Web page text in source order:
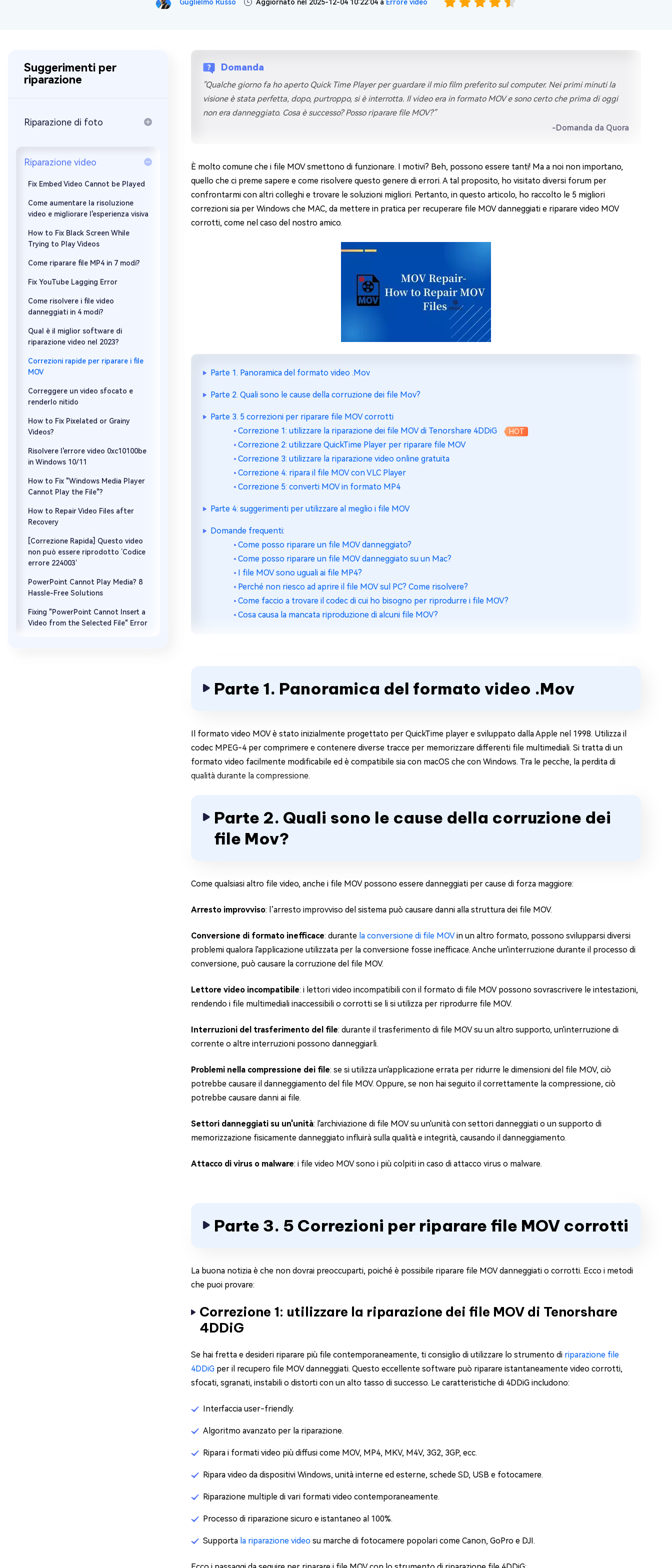
Guglielmo Russo Aggiornato nel 2025-12-04 10:22:04 a Errore video
Suggerimenti per
riparazione
Riparazione di foto
Riparazione video
Fix Embed Video Cannot be Played
Come aumentare la risoluzione
video e migliorare l'esperienza visiva
How to Fix Black Screen While
Trying to Play Videos
Come riparare file MP4 in 7 modi?
Fix YouTube Lagging Error
Come risolvere i file video
danneggiati in 4 modi?
Qual è il miglior software di
riparazione video nel 2023?
Correzioni rapide per riparare i file
MOV
Correggere un video sfocato e
renderlo nitido
How to Fix Pixelated or Grainy
Videos?
Risolvere l'errore video 0xc10100be
in Windows 10/11
How to Fix "Windows Media Player
Cannot Play the File"?
How to Repair Video Files after
Recovery
[Correzione Rapida] Questo video
non può essere riprodotto ‘Codice
errore 224003’
PowerPoint Cannot Play Media? 8
Hassle-Free Solutions
Fixing "PowerPoint Cannot Insert a
Video from the Selected File" Error
Domanda
"Qualche giorno fa ho aperto Quick Time Player per guardare il mio film preferito sul computer. Nei primi minuti la
visione è stata perfetta, dopo, purtroppo, si è interrotta. Il video era in formato MOV e sono certo che prima di oggi
non era danneggiato. Cosa è successo? Posso riparare file MOV?”
-Domanda da Quora
È molto comune che i file MOV smettono di funzionare. I motivi? Beh, possono essere tanti! Ma a noi non importano,
quello che ci preme sapere e come risolvere questo genere di errori. A tal proposito, ho visitato diversi forum per
confrontarmi con altri colleghi e trovare le soluzioni migliori. Pertanto, in questo articolo, ho raccolto le 5 migliori
correzioni sia per Windows che MAC, da mettere in pratica per recuperare file MOV danneggiati e riparare video MOV
corrotti, come nel caso del nostro amico.
Parte 1. Panoramica del formato video .Mov
Parte 2. Quali sono le cause della corruzione dei file Mov?
Parte 3. 5 correzioni per riparare file MOV corrotti
Correzione 1: utilizzare la riparazione dei file MOV di Tenorshare 4DDiG
HOT
Correzione 2: utilizzare QuickTime Player per riparare file MOV
Correzione 3: utilizzare la riparazione video online gratuita
Correzione 4: ripara il file MOV con VLC Player
Correzione 5: converti MOV in formato MP4
Parte 4: suggerimenti per utilizzare al meglio i file MOV
Domande frequenti:
Come posso riparare un file MOV danneggiato?
Come posso riparare un file MOV danneggiato su un Mac?
I file MOV sono uguali ai file MP4?
Perché non riesco ad aprire il file MOV sul PC? Come risolvere?
Come faccio a trovare il codec di cui ho bisogno per riprodurre i file MOV?
Cosa causa la mancata riproduzione di alcuni file MOV?
Parte 1. Panoramica del formato video .Mov
Il formato video MOV è stato inizialmente progettato per QuickTime player e sviluppato dalla Apple nel 1998. Utilizza il
codec MPEG-4 per comprimere e contenere diverse tracce per memorizzare differenti file multimediali. Si tratta di un
formato video facilmente modificabile ed è compatibile sia con macOS che con Windows. Tra le pecche, la perdita di
qualità durante la compressione.
Parte 2. Quali sono le cause della corruzione dei
file Mov?
Come qualsiasi altro file video, anche i file MOV possono essere danneggiati per cause di forza maggiore:
Arresto improvviso: l’arresto improvviso del sistema può causare danni alla struttura dei file MOV.
Conversione di formato inefficace: durante la conversione di file MOVin un altro formato, possono svilupparsi diversi
problemi qualora l'applicazione utilizzata per la conversione fosse inefficace. Anche un'interruzione durante il processo di
conversione, può causare la corruzione del file MOV.
Lettore video incompatibile: i lettori video incompatibili con il formato di file MOV possono sovrascrivere le intestazioni,
rendendo i file multimediali inaccessibili o corrotti se li si utilizza per riprodurre file MOV.
Interruzioni del trasferimento del file: durante il trasferimento di file MOV su un altro supporto, un'interruzione di
corrente o altre interruzioni possono danneggiarli.
Problemi nella compressione dei file: se si utilizza un'applicazione errata per ridurre le dimensioni del file MOV, ciò
potrebbe causare il danneggiamento del file MOV. Oppure, se non hai seguito il correttamente la compressione, ciò
potrebbe causare danni ai file.
Settori danneggiati su un'unità: l'archiviazione di file MOV su un'unità con settori danneggiati o un supporto di
memorizzazione fisicamente danneggiato influirà sulla qualità e integrità, causando il danneggiamento.
Attacco di virus o malware: i file video MOV sono i più colpiti in caso di attacco virus o malware.
Parte 3. 5 Correzioni per riparare file MOV corrotti
La buona notizia è che non dovrai preoccuparti, poiché è possibile riparare file MOV danneggiati o corrotti. Ecco i metodi
che puoi provare:
Correzione 1: utilizzare la riparazione dei file MOV di Tenorshare
4DDiG
Se hai fretta e desideri riparare più file contemporaneamente, ti consiglio di utilizzare lo strumento di riparazione file
4DDiG per il recupero file MOV danneggiati. Questo eccellente software può riparare istantaneamente video corrotti,
sfocati, sgranati, instabili o distorti con un alto tasso di successo. Le caratteristiche di 4DDiG includono:
Interfaccia user-friendly.
Algoritmo avanzato per la riparazione.
Ripara i formati video più diffusi come MOV, MP4, MKV, M4V, 3G2, 3GP, ecc.
Ripara video da dispositivi Windows, unità interne ed esterne, schede SD, USB e fotocamere.
Riparazione multiple di vari formati video contemporaneamente.
Processo di riparazione sicuro e istantaneo al 100%.
Supporta la riparazione video su marche di fotocamere popolari come Canon, GoPro e DJI.